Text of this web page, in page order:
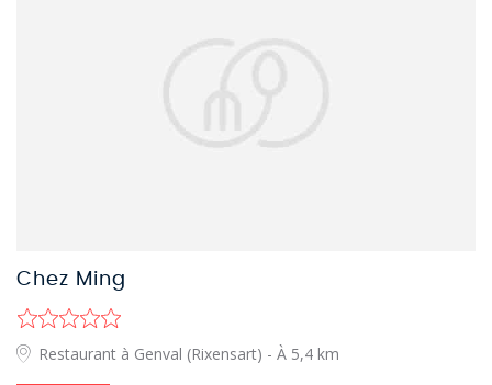
Chez Ming
Restaurant à Genval (Rixensart) - À 5,4 km